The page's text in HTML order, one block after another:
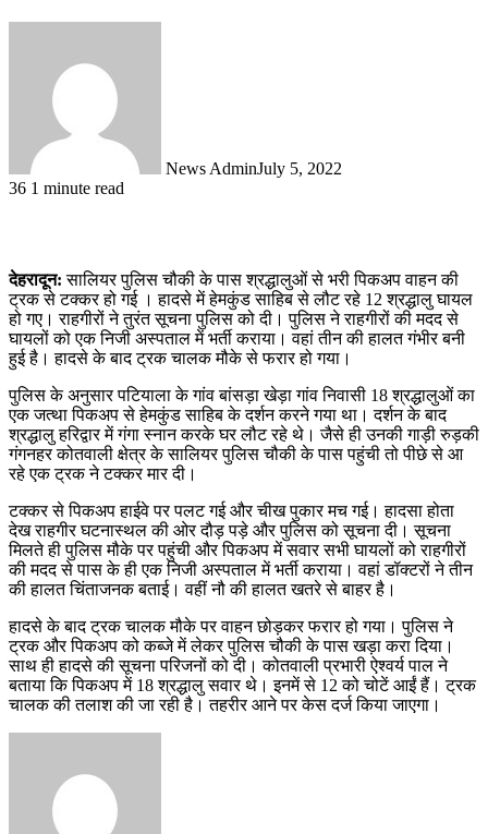
News AdminJuly 5, 2022
36 1 minute read
देहरादून:सालियर पुलिस चौकी के पास श्रद्धालुओं से भरी पिकअप वाहन की
ट्रक से टक्कर हो गई । हादसे में हेमकुंड साहिब से लौट रहे 12 श्रद्धालु घायल
हो गए। राहगीरों ने तुरंत सूचना पुलिस को दी। पुलिस ने राहगीरों की मदद से
घायलों को एक निजी अस्पताल में भर्ती कराया। वहां तीन की हालत गंभीर बनी
हुई है। हादसे के बाद ट्रक चालक मौके से फरार हो गया।
पुलिस के अनुसार पटियाला के गांव बांसड़ा खेड़ा गांव निवासी 18 श्रद्धालुओं का
एक जत्था पिकअप से हेमकुंड साहिब के दर्शन करने गया था। दर्शन के बाद
श्रद्धालु हरिद्वार में गंगा स्नान करके घर लौट रहे थे। जैसे ही उनकी गाड़ी रुड़की
गंगनहर कोतवाली क्षेत्र के सालियर पुलिस चौकी के पास पहुंची तो पीछे से आ
रहे एक ट्रक ने टक्कर मार दी।
टक्कर से पिकअप हाईवे पर पलट गई और चीख पुकार मच गई। हादसा होता
देख राहगीर घटनास्थल की ओर दौड़ पड़े और पुलिस को सूचना दी। सूचना
मिलते ही पुलिस मौके पर पहुंची और पिकअप में सवार सभी घायलों को राहगीरों
की मदद से पास के ही एक निजी अस्पताल में भर्ती कराया। वहां डॉक्टरों ने तीन
की हालत चिंताजनक बताई। वहीं नौ की हालत खतरे से बाहर है।
हादसे के बाद ट्रक चालक मौके पर वाहन छोड़कर फरार हो गया। पुलिस ने
ट्रक और पिकअप को कब्जे में लेकर पुलिस चौकी के पास खड़ा करा दिया।
साथ ही हादसे की सूचना परिजनों को दी। कोतवाली प्रभारी ऐश्वर्य पाल ने
बताया कि पिकअप में 18 श्रद्धालु सवार थे। इनमें से 12 को चोटें आईं हैं। ट्रक
चालक की तलाश की जा रही है। तहरीर आने पर केस दर्ज किया जाएगा।